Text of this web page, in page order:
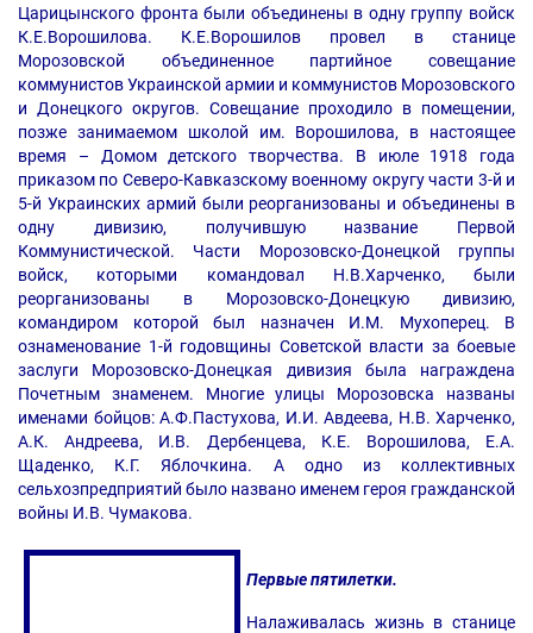
Царицынского фронта были объединены в одну группу войск
К.Е.Ворошилова. К.Е.Ворошилов провел в станице
Морозовской объединенное партийное совещание
коммунистов Украинской армии и коммунистов Морозовского
и Донецкого округов. Совещание проходило в помещении,
позже занимаемом школой им. Ворошилова, в настоящее
время – Домом детского творчества. В июле 1918 года
приказом по Северо-Кавказскому военному округу части 3-й и
5-й Украинских армий были реорганизованы и объединены в
одну дивизию, получившую название Первой
Коммунистической. Части Морозовско-Донецкой группы
войск, которыми командовал Н.В.Харченко, были
реорганизованы в Морозовско-Донецкую дивизию,
командиром которой был назначен И.М. Мухоперец. В
ознаменование 1-й годовщины Советской власти за боевые
заслуги Морозовско-Донецкая дивизия была награждена
Почетным знаменем. Многие улицы Морозовска названы
именами бойцов: А.Ф.Пастухова, И.И. Авдеева, Н.В. Харченко,
А.К. Андреева, И.В. Дербенцева, К.Е. Ворошилова, Е.А.
Щаденко, К.Г. Яблочкина. А одно из коллективных
сельхозпредприятий было названо именем героя гражданской
войны И.В. Чумакова.
Первые пятилетки.
Налаживалась жизнь в станице